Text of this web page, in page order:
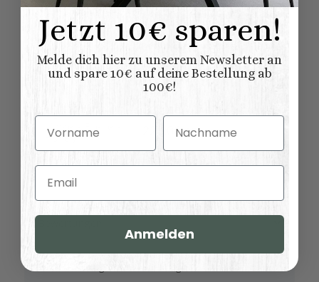
Variationen:
Buffetschrank weiß
Oberflaeche:
natur (unlackiert)
gewachst
lackiert
x B/T x H) (
Länge × Breite ×
Höhe ):
179,00 × 47,00 ×
225,00 cm
Jetzt 10€ sparen!
Melde dich hier zu unserem Newsletter an
und spare 10€ auf deine Bestellung ab
100€!
Vorname Nachname
Email
Anmelden